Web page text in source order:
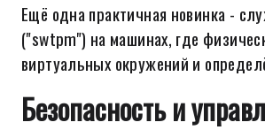
Ещё одна практичная новинка -
("swtpm") на машинах, где
виртуальных окружений и
Безопасность и